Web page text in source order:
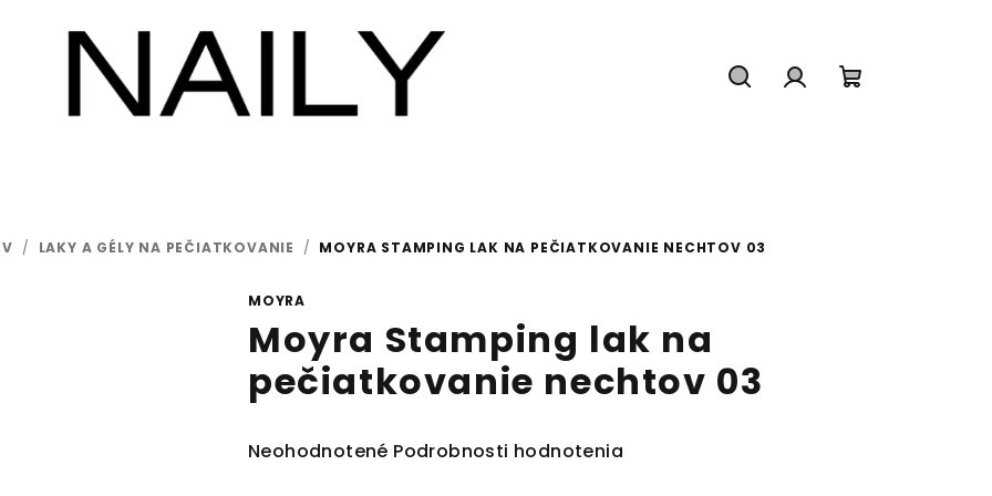
/ LAKY A GÉLY NA PEČIATKOVANIE / MOYRA STAMPING LAK NA PEČIATKOVANIE NECHTOV 03
MOYRA
Moyra Stamping lak na
pečiatkovanie nechtov 03
Priemerné
Neohodnotené Podrobnosti hodnotenia